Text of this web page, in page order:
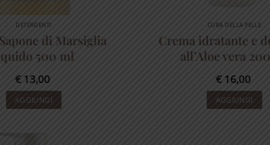
DETERGENTI
di Marsiglia
500 ml
€13,00
AGGIUNGI
CURA DELLA PELLE
Crema idratante e
all’Aloe vera
€16,00
AGGIUNGI